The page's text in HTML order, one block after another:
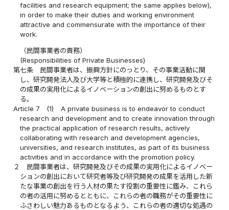
facilities and research equipment; the same applies below),
in order to make their duties and working environment
attractive and commensurate with the importance of their
work.
（民間事業者の責務）
(Responsibilities of Private Businesses)
第七条
民間事業者は、振興方針にのっとり、その事業活動に関
し、研究開発法人及び大学等と積極的に連携し、研究開発及びそ
の成果の実用化によるイノベーションの創出に努めるものとす
る。
Article 7
(1)
A private business is to endeavor to conduct
research and development and to create innovation through
the practical application of research results, actively
collaborating with research and development agencies,
universities, and research institutes, as part of its business
activities and in accordance with the promotion policy.
２
民間事業者は、研究開発及びその成果の実用化によるイノベー
ションの創出において研究者等及び研究開発の成果を活用した新
たな事業の創出を行う人材の果たす役割の重要性に鑑み、これら
の者の活用に努めるとともに、これらの者の職務がその重要性に
ふさわしい魅力あるものとなるよう、これらの者の適切な処遇の